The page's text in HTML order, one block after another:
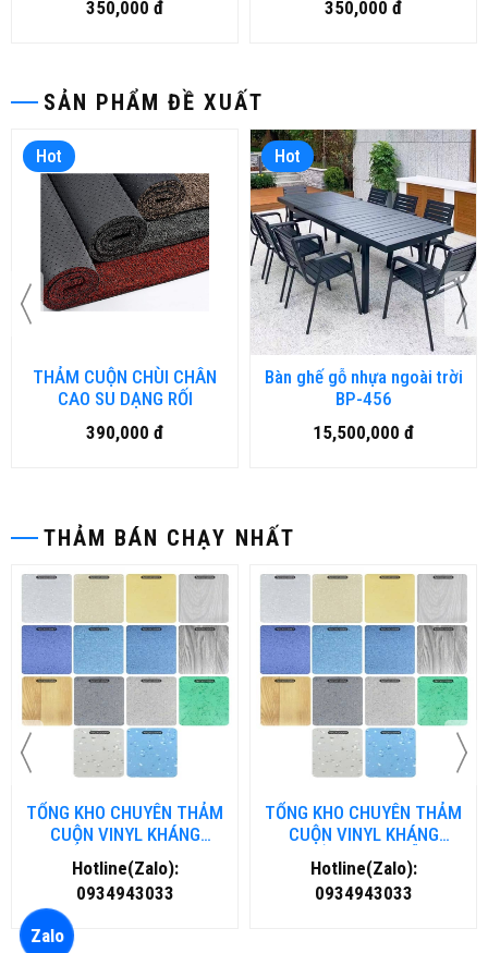
SẢN PHẨM ĐỀ XUẤT
Hot
THẢM CUỘN CHÙI CHÂN
CAO SU DẠNG RỐI
390,000 đ
Hot
Bàn ghế gỗ nhựa ngoài trời
BP-456
15,500,000 đ
THẢM BÁN CHẠY NHẤT
TỔNG KHO CHUYÊN THẢM
CUỘN VINYL KHÁNG
KHUẨN TẠI NHA TRANG
Hotline(Zalo):
0934943033
TỔNG KHO CHUYÊN THẢM
CUỘN VINYL KHÁNG
KHUẨN TẠI ĐÀ NẴNG
Hotline(Zalo):
0934943033
350,000 đ
350,000 đ
Zalo